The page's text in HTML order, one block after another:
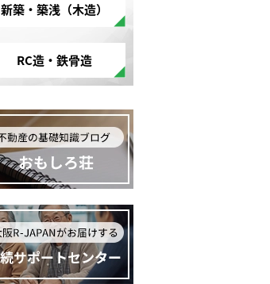
新築・築浅（木造）
RC造・鉄骨造